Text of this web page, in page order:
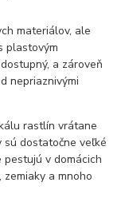
materiálov, ale
plastovým
a zároveň
nepriaznivými
rastlín vrátane
sú dostatočne veľké
v domácich
zemiaky a mnoho